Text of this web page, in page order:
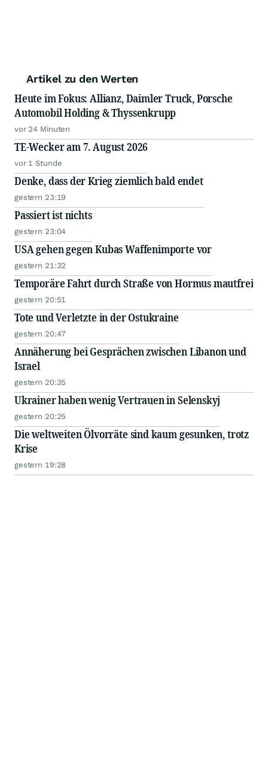
Artikel zu den Werten
Heute im Fokus: Allianz, Daimler Truck, Porsche
Automobil Holding & Thyssenkrupp
vor 24 Minuten
TE-Wecker am 7. August 2026
vor 1 Stunde
Denke, dass der Krieg ziemlich bald endet
gestern 23:19
Passiert ist nichts
gestern 23:04
USA gehen gegen Kubas Waffenimporte vor
gestern 21:32
Temporäre Fahrt durch Straße von Hormus mautfrei
gestern 20:51
Tote und Verletzte in der Ostukraine
gestern 20:47
Annäherung bei Gesprächen zwischen Libanon und
Israel
gestern 20:35
Ukrainer haben wenig Vertrauen in Selenskyj
gestern 20:25
Die weltweiten Ölvorräte sind kaum gesunken, trotz
Krise
gestern 19:28